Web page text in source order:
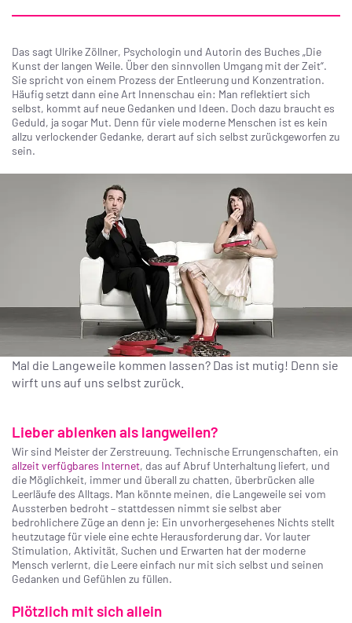
Das sagt Ulrike Zöllner, Psychologin und Autorin des Buches „Die
Kunst der langen Weile. Über den sinnvollen Umgang mit der Zeit“.
Sie spricht von einem Prozess der Entleerung und Konzentration.
Häufig setzt dann eine Art Innenschau ein: Man reflektiert sich
selbst, kommt auf neue Gedanken und Ideen. Doch dazu braucht es
Geduld, ja sogar Mut. Denn für viele moderne Menschen ist es kein
allzu verlockender Gedanke, derart auf sich selbst zurückgeworfen zu
sein.
Mal die Langeweile kommen lassen? Das ist mutig! Denn sie
wirft uns auf uns selbst zurück.
Lieber ablenken als langweilen?
Wir sind Meister der Zerstreuung. Technische Errungenschaften, ein
allzeit verfügbares Internet, das auf Abruf Unterhaltung liefert, und
die Möglichkeit, immer und überall zu chatten, überbrücken alle
Leerläufe des Alltags. Man könnte meinen, die Langeweile sei vom
Aussterben bedroht – stattdessen nimmt sie selbst aber
bedrohlichere Züge an denn je: Ein unvorhergesehenes Nichts stellt
heutzutage für viele eine echte Herausforderung dar. Vor lauter
Stimulation, Aktivität, Suchen und Erwarten hat der moderne
Mensch verlernt, die Leere einfach nur mit sich selbst und seinen
Gedanken und Gefühlen zu füllen.
Plötzlich mit sich allein